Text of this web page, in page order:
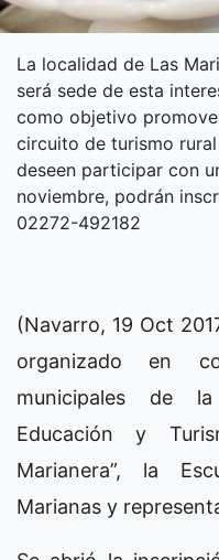
La localidad de Las
será sede de esta
como objetivo
circuito de turismo
deseen participar con
noviembre, podrán
02272-492182
(Navarro, 19 Oct
organizado en
municipales de
Educación y
Marianera”, la
Marianas y